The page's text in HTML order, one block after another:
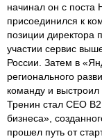
начинал он с поста
присоединился к
позиции директора
участии сервис
России. Затем в
регионального
команду и
Тренин стал CEO
бизнеса»,
прошел путь от